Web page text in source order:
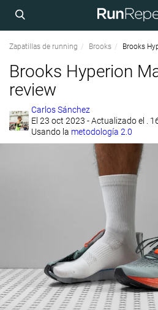
Zapatillas de running Brooks Brooks
Brooks Hyperion
review
Carlos Sánchez
El 23 oct 2023 - Actualizado el .
Usando la metodología 2.0